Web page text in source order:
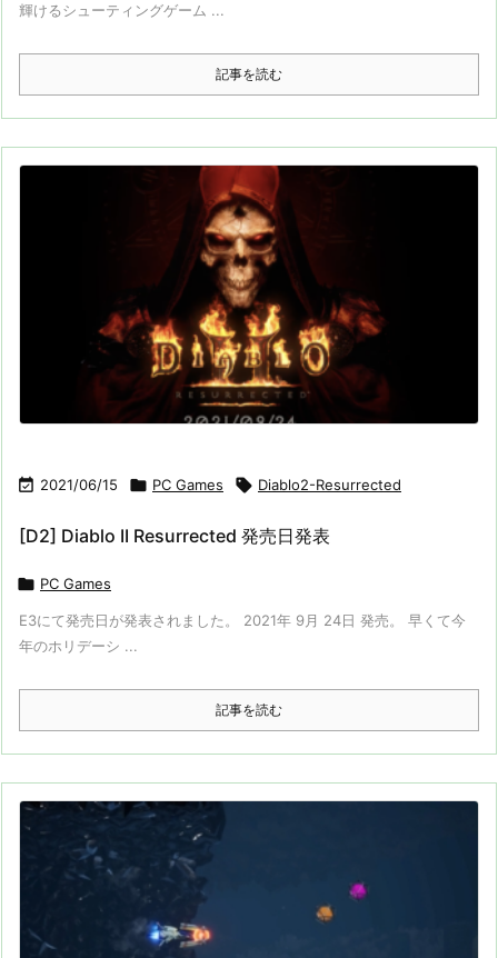
輝けるシューティングゲーム ...
記事を読む
 2021/06/15  PC Games  Diablo2-Resurrected
[D2] Diablo II Resurrected 発売日発表
 PC Games
E3にて発売日が発表されました。 2021年 9月 24日 発売。 早くて今
年のホリデーシ ...
記事を読む